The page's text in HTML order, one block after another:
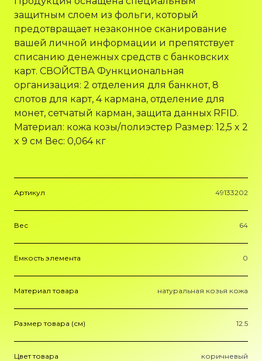
защитным слоем из фольги, который
предотвращает незаконное сканирование
вашей личной информации и препятствует
списанию денежных средств с банковских
карт. СВОЙСТВА Функциональная
организация: 2 отделения для банкнот, 8
слотов для карт, 4 кармана, отделение для
монет, сетчатый карман, защита данных RFID.
Материал: кожа козы/полиэстер Размер: 12,5 x 2
x 9 см Вес: 0,064 кг
Артикул 49133202
Вес 64
Емкость элемента 0
Материал товара натуральная козья кожа
Размер товара (см) 12.5
Цвет товара коричневый